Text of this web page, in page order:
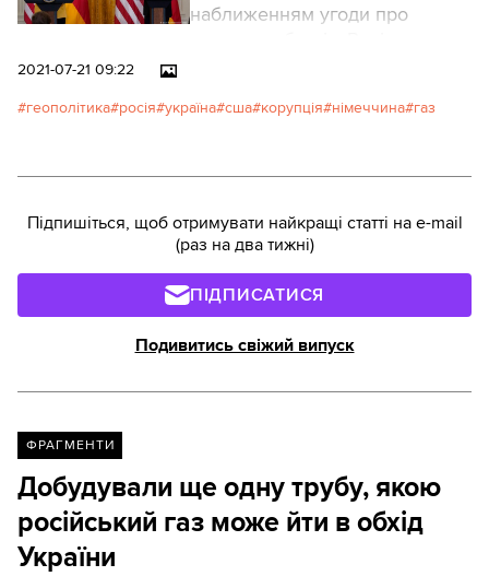
наближенням угоди про
2021-07-21 09:22
геополітика росія україна сша корупція німеччина газ
Підпишіться, щоб отримувати найкращі статті на e-mail
(раз на два тижні)
ПІДПИСАТИСЯ
Подивитись свіжий випуск
ФРАГМЕНТИ
Добудували ще одну трубу, якою
російський газ може йти в обхід
України